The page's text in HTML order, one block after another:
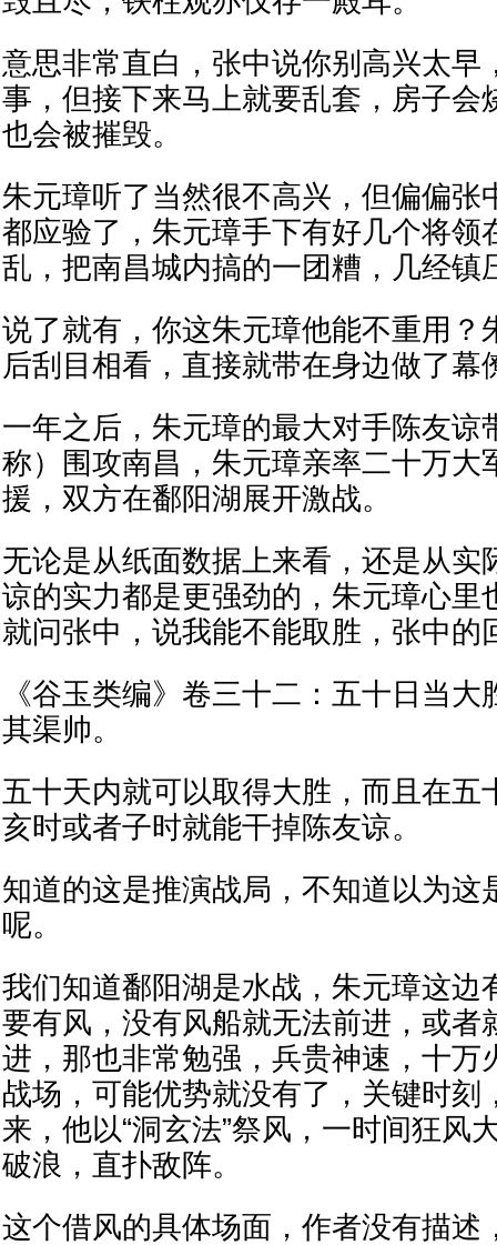
意思非常直白，张中说你别高兴太早
事，但接下来马上就要乱套，房子会
也会被摧毁。
朱元璋听了当然很不高兴，但偏偏张
都应验了，朱元璋手下有好几个将领
乱，把南昌城内搞的一团糟，几经镇
说了就有，你这朱元璋他能不重用？
后刮目相看，直接就带在身边做了幕
一年之后，朱元璋的最大对手陈友谅
称）围攻南昌，朱元璋亲率二十万大
援，双方在鄱阳湖展开激战。
无论是从纸面数据上来看，还是从实
谅的实力都是更强劲的，朱元璋心里
就问张中，说我能不能取胜，张中的
《谷玉类编》卷三十二：五十日当
其渠帅。
五十天内就可以取得大胜，而且在五
亥时或者子时就能干掉陈友谅。
知道的这是推演战局，不知道以为这
呢。
我们知道鄱阳湖是水战，朱元璋这边
要有风，没有风船就无法前进，或者
进，那也非常勉强，兵贵神速，十万
战场，可能优势就没有了，关键时刻
来，他以“洞玄法”祭风，一时间狂风
破浪，直扑敌阵。
这个借风的具体场面，作者没有描述